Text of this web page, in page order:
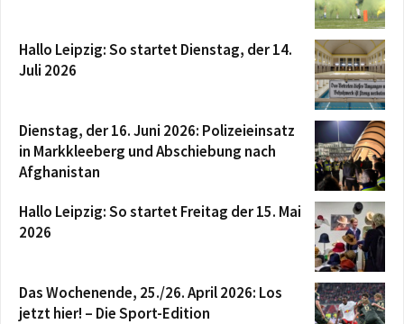
Hallo Leipzig: So startet Dienstag, der 14.
Juli 2026
Dienstag, der 16. Juni 2026: Polizeieinsatz
in Markkleeberg und Abschiebung nach
Afghanistan
Hallo Leipzig: So startet Freitag der 15. Mai
2026
Das Wochenende, 25./26. April 2026: Los
jetzt hier! – Die Sport-Edition